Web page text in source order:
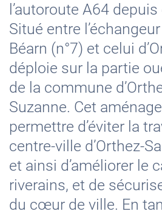
l’autoroute A64
Situé entre
Béarn (n°7) et celui
déploie sur la partie
de la commune
Suzanne. Cet
permettre d’éviter la
centre-ville d’Orthez-
et ainsi d’améliorer le
riverains, et de
du cœur de ville. En